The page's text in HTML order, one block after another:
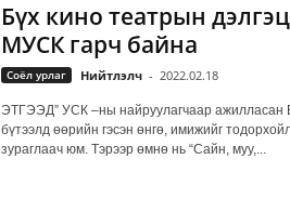
Бүх кино театрын
МУСК гарч байна
Соёл урлаг Нийтлэлч - 2022.02.18
ЭТГЭЭД” УСК –ны найруулагчаар ажилласан
бүтээлд өөрийн гэсэн өнгө, имижийг
зураглаач юм. Тэрээр өмнө нь “Сайн, муу,...